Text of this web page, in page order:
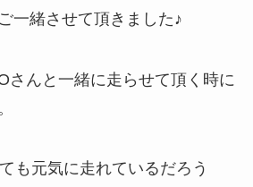
一緒させて頂きました♪
さんと一緒に走らせて頂く時に
も元気に走れているだろう